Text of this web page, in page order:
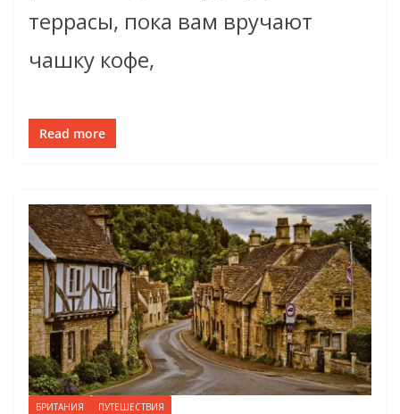
террасы, пока вам вручают
чашку кофе,
Read more
БРИТАНИЯ ПУТЕШЕСТВИЯ